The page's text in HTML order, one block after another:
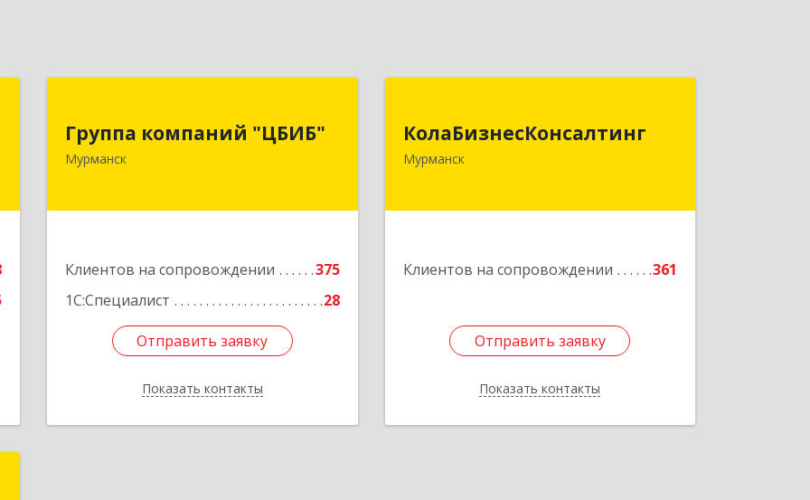
Группа компаний "ЦБИБ"
Мурманск
Клиентов на сопровождении
375
1С:Специалист
28
Отправить заявку
Показать контакты
183010, Мурманская обл, Мурманск г,
Подробнее
Отправить заявку
Назад
КолаБизнесКонсалтинг
Мурманск
Клиентов на сопровождении 361
Отправить заявку
Показать контакты
Подробнее
Отправить заявку
Назад